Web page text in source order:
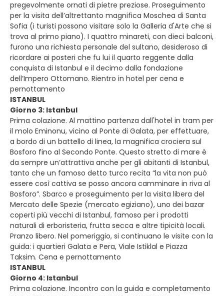
pregevolmente ornati di pietre preziose. Proseguimento
per la visita dell’altrettanto magnifica Moschea di Santa
Sofia (i turisti possono visitare solo la Galleria d'Arte che si
trova al primo piano). I quattro minareti, con dieci balconi,
furono una richiesta personale del sultano, desideroso di
ricordare ai posteri che fu lui il quarto reggente dalla
conquista di Istanbul e il decimo dalla fondazione
dell’Impero Ottomano. Rientro in hotel per cena e
pernottamento
ISTANBUL
Giorno 3: Istanbul
Prima colazione. Al mattino partenza dall'hotel in tram per
il molo Eminonu, vicino al Ponte di Galata, per effettuare,
a bordo di un battello di linea, la magnifica crociera sul
Bosforo fino al Secondo Ponte. Questo stretto di mare è
da sempre un’attrattiva anche per gli abitanti di Istanbul,
tanto che un famoso detto turco recita “la vita non può
essere così cattiva se posso ancora camminare in riva al
Bosforo”. Sbarco e proseguimento per la visita libera del
Mercato delle Spezie (mercato egiziano), uno dei bazar
coperti più vecchi di Istanbul, famoso per i prodotti
naturali di erboristeria, frutta secca e altre tipicità locali.
Pranzo libero. Nel pomeriggio, si continuano le visite con la
guida: i quartieri Galata e Pera, Viale Istiklal e Piazza
Taksim. Cena e pernottamento
ISTANBUL
Giorno 4: Istanbul
Prima colazione. Incontro con la guida e completamento